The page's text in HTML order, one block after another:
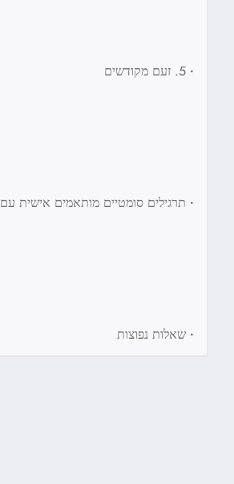
• 5. זעם מקודשים
• תרגילים סומטיים מותאמים אישית עם NEUROFIT
• שאלות נפוצות